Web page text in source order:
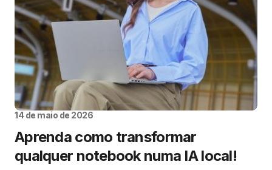
14 de maio de 2026
Aprenda como transformar
qualquer notebook numa IA local!